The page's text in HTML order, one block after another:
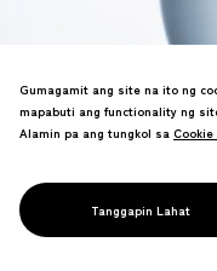
PROJECT
JO-CHU
Gumagamit ang site na ito ng
mapabuti ang functionality ng
Alamin pa ang tungkol sa Cookie
Cookie
Tanggapin Lahat